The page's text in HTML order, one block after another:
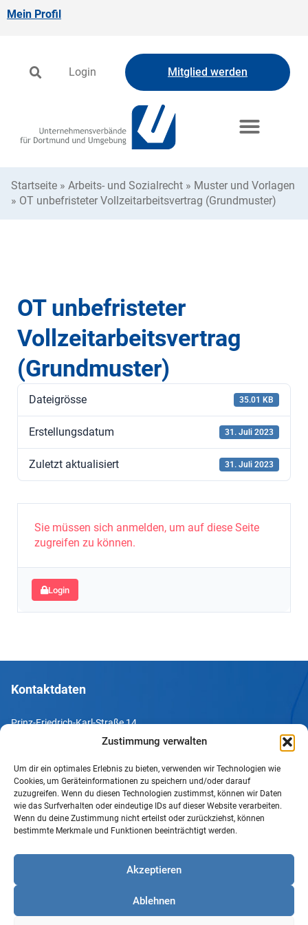
Zustimmung verwalten
Um dir ein optimales Erlebnis zu bieten, verwenden wir Technologien wie
Cookies, um Geräteinformationen zu speichern und/oder darauf
zuzugreifen. Wenn du diesen Technologien zustimmst, können wir Daten
wie das Surfverhalten oder eindeutige IDs auf dieser Website verarbeiten.
Wenn du deine Zustimmung nicht erteilst oder zurückziehst, können
bestimmte Merkmale und Funktionen beeinträchtigt werden.
Akzeptieren
Ablehnen
Mein Profil
Login Mitglied werden
Startseite » Arbeits- und Sozialrecht » Muster und Vorlagen
» OT unbefristeter Vollzeitarbeitsvertrag (Grundmuster)
OT unbefristeter
Vollzeitarbeitsvertrag
(Grundmuster)
Dateigrösse 35.01 KB
Erstellungsdatum 31. Juli 2023
Zuletzt aktualisiert 31. Juli 2023
Sie müssen sich anmelden, um auf diese Seite
zugreifen zu können.
Login
Kontaktdaten
Prinz-Friedrich-Karl-Straße 14
Tel. +49 231 952052-10
Fax +49 231 952052-60
e-Mail info@uv-do.de
Internet www.uv-do.de
Impressum